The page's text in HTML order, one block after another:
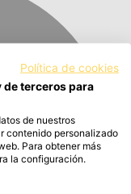
Política de cookies
de terceros para
de nuestros
contenido personalizado
Para obtener más
la configuración.